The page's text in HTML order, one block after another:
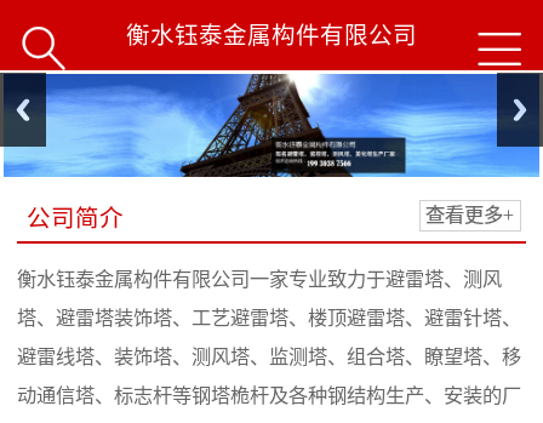

 衡水钰泰金属构件有限公司
公司简介 查看更多+
衡水钰泰金属构件有限公司一家专业致力于避雷塔、测风
塔、避雷塔装饰塔、工艺避雷塔、楼顶避雷塔、避雷针塔、
避雷线塔、装饰塔、测风塔、监测塔、组合塔、瞭望塔、移
动通信塔、标志杆等钢塔桅杆及各种钢结构生产、安装的厂